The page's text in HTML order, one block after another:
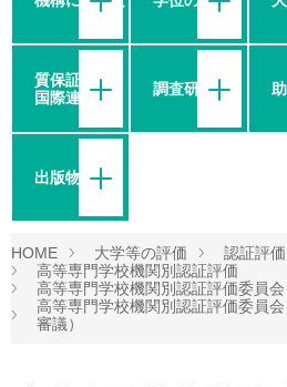
質保証・
国際連携
調査研究
出版物等
HOME 大学等の評価
認証評価
高等専門学校機関別認証評価
高等専門学校機関別認証評価委員会
高等専門学校機関別認証評価委員
審議）